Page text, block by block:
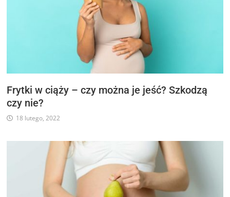
Frytki w ciąży – czy można je jeść? Szkodzą
czy nie?
18 lutego, 2022